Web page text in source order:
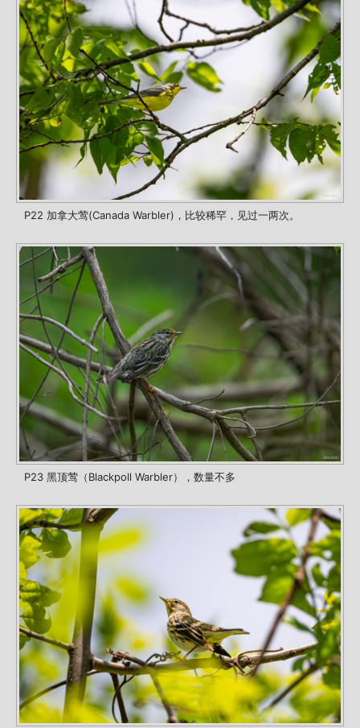
P22 加拿大莺(Canada Warbler)，比较稀罕，见过一两次。
P23 黑顶莺（Blackpoll Warbler），数量不多